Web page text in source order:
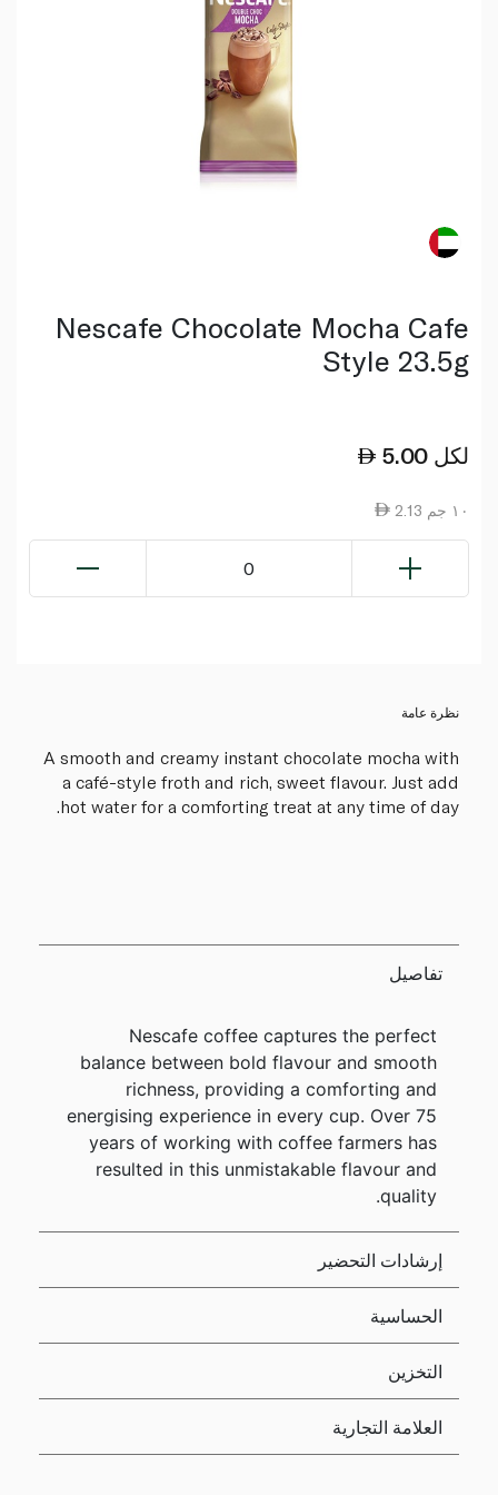
Nescafe Chocolate Mocha Cafe
Style 23.5g
5.00 لكل
2.13 ١٠ جم
0
نظرة عامة
A smooth and creamy instant chocolate mocha with
a café-style froth and rich, sweet flavour. Just add
hot water for a comforting treat at any time of day.
تفاصيل
Nescafe coffee captures the perfect
balance between bold flavour and smooth
richness, providing a comforting and
energising experience in every cup. Over 75
years of working with coffee farmers has
resulted in this unmistakable flavour and
quality.
إرشادات التحضير
الحساسية
التخزين
العلامة التجارية